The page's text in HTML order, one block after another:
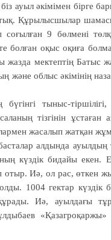
ауыл әкімімен бірге
Құрылысшылар
соғылған 9 бөл­мені
болған оқыс оқиға
жазда мектептің
облыс әкімінің
тыныс-
тізгінін ұстаған
жасалып жатқан
алдында
күздік бидайы екен.
отыр. Иә, ол рас, өткен
1004 гектар
Иә, ауылдағы